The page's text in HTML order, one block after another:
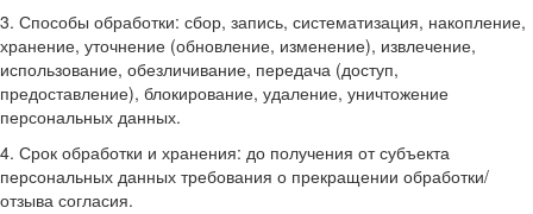
3. Способы обработки: сбор, запись, систематизация, накопление,
хранение, уточнение (обновление, изменение), извлечение,
использование, обезличивание, передача (доступ,
предоставление), блокирование, удаление, уничтожение
персональных данных.
4. Срок обработки и хранения: до получения от субъекта
персональных данных требования о прекращении обработки/
отзыва согласия.